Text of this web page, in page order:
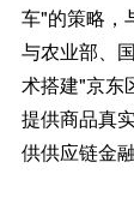
车"的策略，
与农业部、
术搭建"京东
提供商品真
供供应链金融